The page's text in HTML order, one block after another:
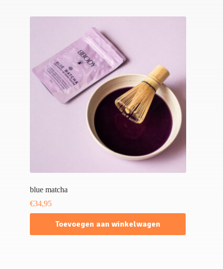
blue matcha
€34,95
Toevoegen aan winkelwagen